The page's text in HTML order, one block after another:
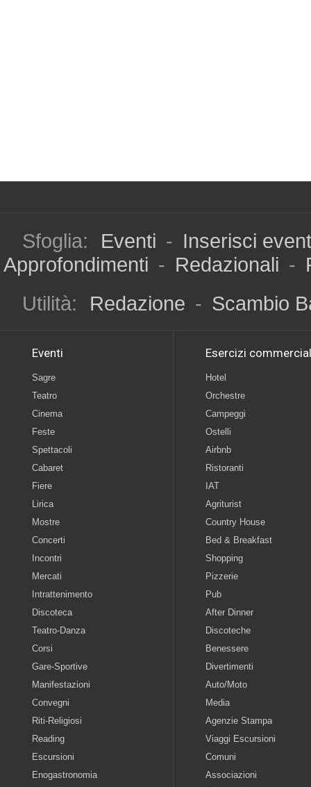
Sfoglia: Eventi - Inserisci
Approfondimenti - Redazionali -
Utilità:
Redazione - Scambio
Eventi
Sagre
Teatro
Cinema
Feste
Spettacoli
Cabaret
Fiere
Lirica
Mostre
Concerti
Incontri
Mercati
Intrattenimento
Discoteca
Teatro-Danza
Corsi
Gare-Sportive
Manifestazioni
Convegni
Riti-Religiosi
Reading
Escursioni
Enogastronomia
Esercizi
Hotel
Orchestre
Campeggi
Ostelli
Airbnb
Ristoranti
IAT
Agriturist
Country House
Bed & Breakfast
Shopping
Pizzerie
Pub
After Dinner
Discoteche
Benessere
Divertimenti
Auto/Moto
Media
Agenzie Stampa
Viaggi Escursioni
Comuni
Associazioni